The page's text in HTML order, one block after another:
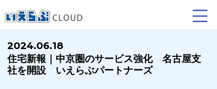
賃貸仲介 売買仲介
2024.06.18
住宅新報｜中京圏のサービス強化 名古屋支
社を開設 いえらぶパートナーズ